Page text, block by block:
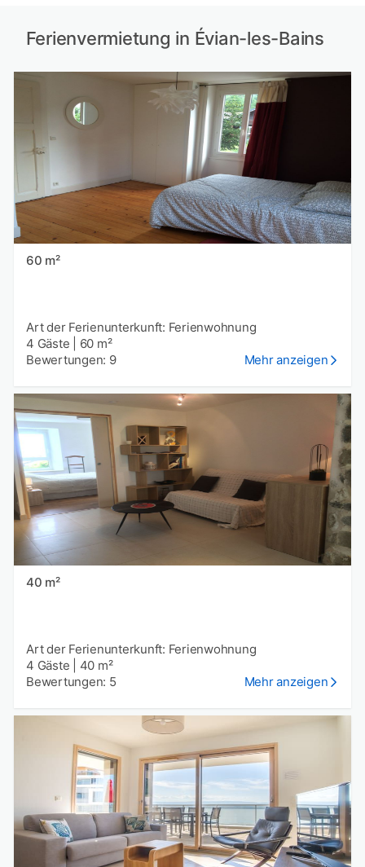
Ferienvermietung in Évian-les-Bains
60 m²
Art der Ferienunterkunft: Ferienwohnung
4 Gäste
60 m²
Bewertungen: 9
Mehr anzeigen
40 m²
Art der Ferienunterkunft: Ferienwohnung
4 Gäste
40 m²
Bewertungen: 5
Mehr anzeigen